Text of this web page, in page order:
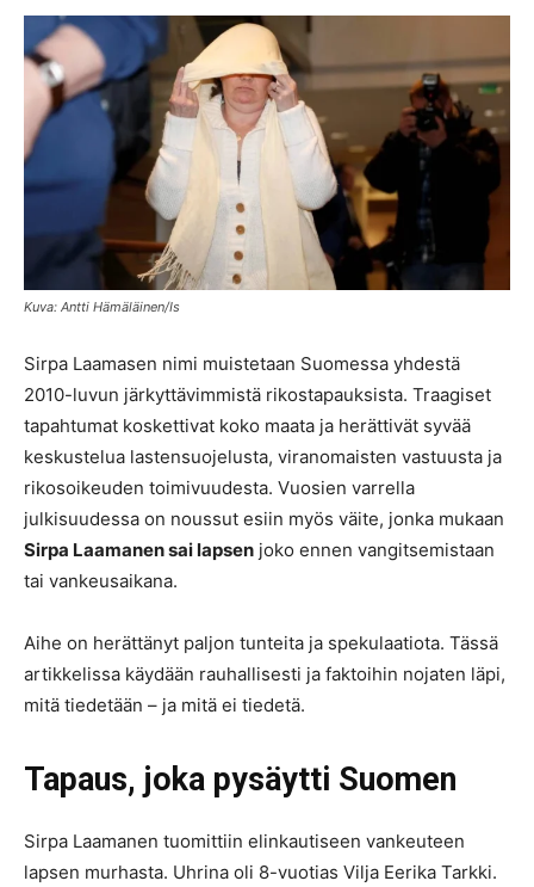
Kuva: Antti Hämäläinen/Is
Sirpa Laamasen nimi muistetaan Suomessa yhdestä
2010-luvun järkyttävimmistä rikostapauksista. Traagiset
tapahtumat koskettivat koko maata ja herättivät syvää
keskustelua lastensuojelusta, viranomaisten vastuusta ja
rikosoikeuden toimivuudesta. Vuosien varrella
julkisuudessa on noussut esiin myös väite, jonka mukaan
Sirpa Laamanen sai lapsen joko ennen vangitsemistaan
tai vankeusaikana.
Aihe on herättänyt paljon tunteita ja spekulaatiota. Tässä
artikkelissa käydään rauhallisesti ja faktoihin nojaten läpi,
mitä tiedetään – ja mitä ei tiedetä.
Tapaus, joka pysäytti Suomen
Sirpa Laamanen tuomittiin elinkautiseen vankeuteen
lapsen murhasta. Uhrina oli 8-vuotias Vilja Eerika Tarkki.